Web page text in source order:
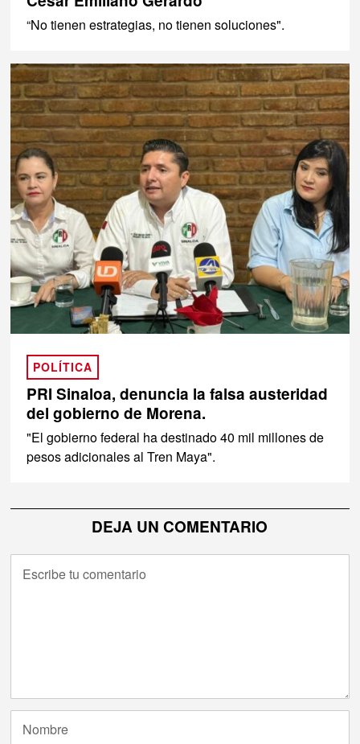
“No tienen estrategias, no tienen soluciones".
POLÍTICA
PRI Sinaloa, denuncia la falsa austeridad
del gobierno de Morena.
"El gobierno federal ha destinado 40 mil millones de
pesos adicionales al Tren Maya".
DEJA UN COMENTARIO